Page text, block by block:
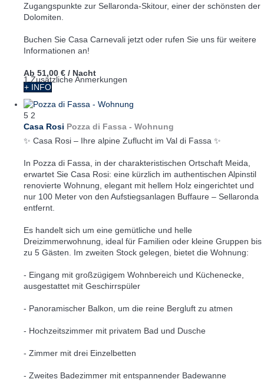
Zugangspunkte zur Sellaronda-Skitour, einer der schönsten der
Dolomiten.
Buchen Sie Casa Carnevali jetzt oder rufen Sie uns für weitere
Informationen an!
1 Zusätzliche Anmerkungen
Ab 51,00 € / Nacht
+ INFO
5 2
Casa Rosi Pozza di Fassa - Wohnung
✨ Casa Rosi – Ihre alpine Zuflucht im Val di Fassa ✨
In Pozza di Fassa, in der charakteristischen Ortschaft Meida,
erwartet Sie Casa Rosi: eine kürzlich im authentischen Alpinstil
renovierte Wohnung, elegant mit hellem Holz eingerichtet und
nur 100 Meter von den Aufstiegsanlagen Buffaure – Sellaronda
entfernt.
Es handelt sich um eine gemütliche und helle
Dreizimmerwohnung, ideal für Familien oder kleine Gruppen bis
zu 5 Gästen. Im zweiten Stock gelegen, bietet die Wohnung:
- Eingang mit großzügigem Wohnbereich und Küchenecke,
ausgestattet mit Geschirrspüler
- Panoramischer Balkon, um die reine Bergluft zu atmen
- Hochzeitszimmer mit privatem Bad und Dusche
- Zimmer mit drei Einzelbetten
- Zweites Badezimmer mit entspannender Badewanne